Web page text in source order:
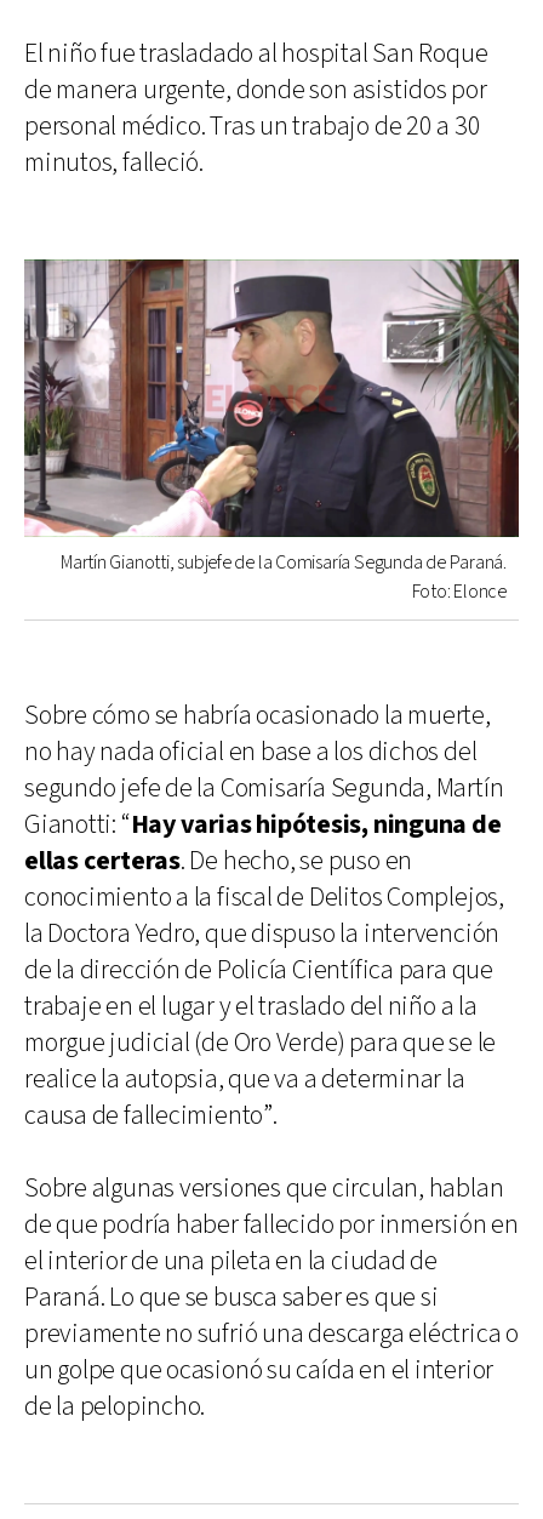
El niño fue trasladado al hospital San Roque
de manera urgente, donde son asistidos por
personal médico. Tras un trabajo de 20 a 30
minutos, falleció.
Martín Gianotti, subjefe de la Comisaría Segunda de Paraná.
Foto: Elonce
Sobre cómo se habría ocasionado la muerte,
no hay nada oficial en base a los dichos del
segundo jefe de la Comisaría Segunda, Martín
Gianotti: “Hay varias hipótesis, ninguna de
ellas certeras. De hecho, se puso en
conocimiento a la fiscal de Delitos Complejos,
la Doctora Yedro, que dispuso la intervención
de la dirección de Policía Científica para que
trabaje en el lugar y el traslado del niño a la
morgue judicial (de Oro Verde) para que se le
realice la autopsia, que va a determinar la
causa de fallecimiento”.
Sobre algunas versiones que circulan, hablan
de que podría haber fallecido por inmersión en
el interior de una pileta en la ciudad de
Paraná. Lo que se busca saber es que si
previamente no sufrió una descarga eléctrica o
un golpe que ocasionó su caída en el interior
de la pelopincho.